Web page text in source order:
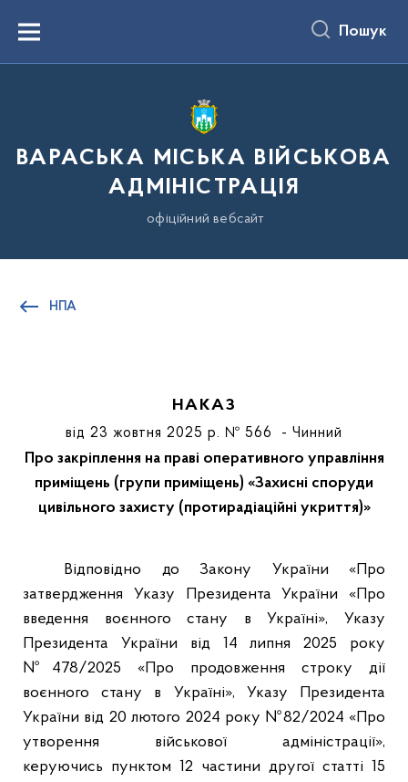
вмістуMenu Пошук
ВАРАСЬКА МІСЬКА ВІЙСЬКОВА
АДМІНІСТРАЦІЯ
офіційний вебсайт
НПА
НАКАЗ
від 23 жовтня 2025 р. № 566 - Чинний
Про закріплення на праві оперативного управління
приміщень (групи приміщень) «Захисні споруди
цивільного захисту (протирадіаційні укриття)»
Відповідно до Закону України «Про
затвердження Указу Президента України «Про
введення воєнного стану в Україні», Указу
Президента України від 14 липня 2025 року
№478/2025 «Про продовження строку дії
воєнного стану в Україні», Указу Президента
України від 20 лютого 2024 року №82/2024 «Про
утворення військової адміністрації»,
керуючись пунктом 12 частини другої статті 15